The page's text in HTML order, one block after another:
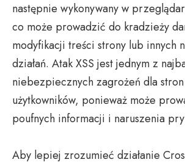
następnie wykonywany w
co może prowadzić do kradzieży
modyfikacji treści strony lub innych
działań. Atak XSS jest jednym z
niebezpiecznych zagrożeń dla
użytkowników, ponieważ może
poufnych informacji i naruszenia
Aby lepiej zrozumieć działanie